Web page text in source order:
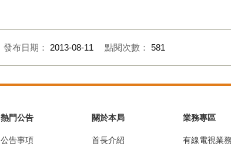
發布日期： 2013-08-11 點閱次數： 581
熱門公告
公告事項
關於本局
首長介紹
業務專區
有線電視業